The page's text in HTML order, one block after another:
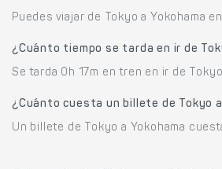
Puedes viajar de Tokyo a Yokohama
¿Cuánto tiempo se tarda en ir de
Se tarda 0h 17m en tren en ir de Tokyo
¿Cuánto cuesta un billete de Tokyo a
Un billete de Tokyo a Yokohama